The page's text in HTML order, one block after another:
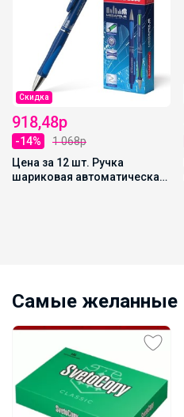
Скидка
918,48р
-14%
1 068р
Цена за 12 шт. Ручка
шариковая автоматическая
Самые желанные